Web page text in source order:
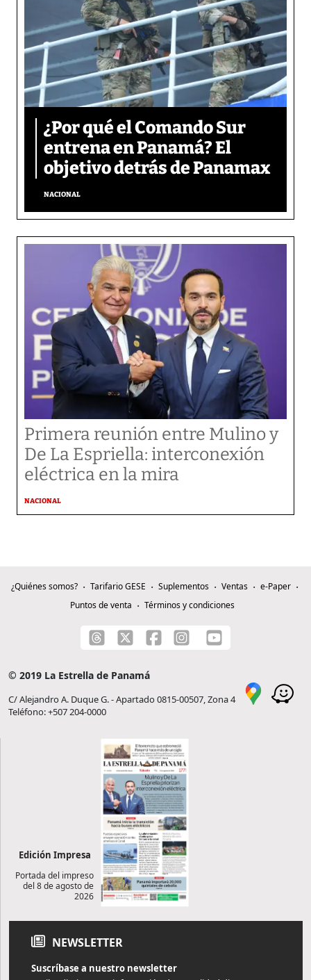
¿Por qué el Comando Sur
entrena en Panamá? El
objetivo detrás de Panamax
NACIONAL
Primera reunión entre Mulino y
De La Espriella: interconexión
eléctrica en la mira
NACIONAL
¿Quiénes somos? Tarifario GESE Suplementos Ventas
e-Paper
Puntos de venta
Términos y condiciones
© 2019 La Estrella de Panamá
C/ Alejandro A. Duque G. - Apartado 0815-00507, Zona 4
Teléfono: +507 204-0000
Edición Impresa
Portada del impreso
del 8 de agosto de
2026
NEWSLETTER
Suscríbase a nuestro newsletter